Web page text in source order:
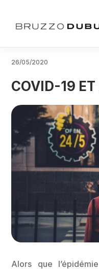
26/05/2020
COVID-19
Alors que